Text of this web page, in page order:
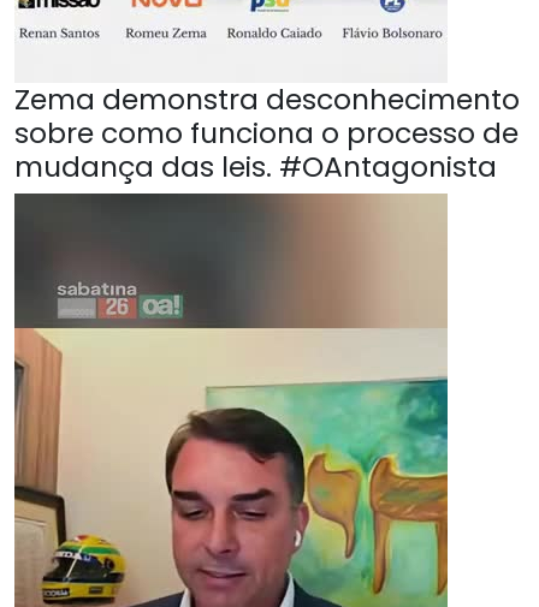
Zema demonstra desconhecimento
sobre como funciona o processo de
mudança das leis. #OAntagonista